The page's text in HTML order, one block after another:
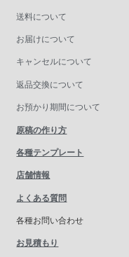
送料について
お届けについて
キャンセルについて
返品交換について
お預かり期間について
原稿の作り方
各種テンプレート
店舗情報
よくある質問
各種お問い合わせ
お見積もり